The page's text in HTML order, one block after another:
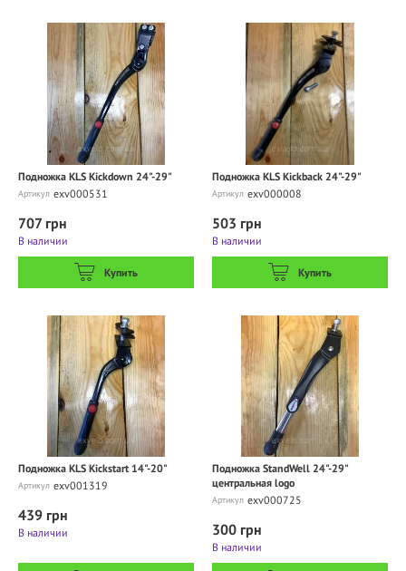
Подножка KLS Kickdown 24"-29"
Артикул exv000531
707 грн
В наличии
Купить
Подножка KLS Kickback 24"-29"
Артикул exv000008
503 грн
В наличии
Купить
Подножка KLS Kickstart 14"-20"
Артикул exv001319
439 грн
В наличии
Подножка StandWell 24"-29"
центральная logo
Артикул exv000725
300 грн
В наличии